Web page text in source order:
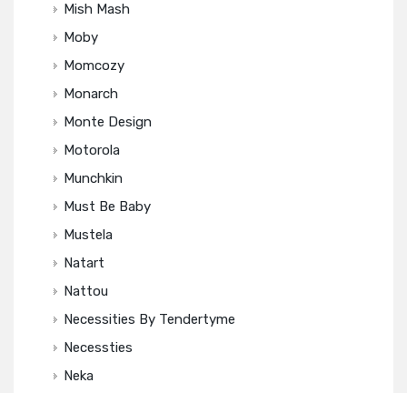
Mish Mash
Moby
Momcozy
Monarch
Monte Design
Motorola
Munchkin
Must Be Baby
Mustela
Natart
Nattou
Necessities By Tendertyme
Necessties
Neka